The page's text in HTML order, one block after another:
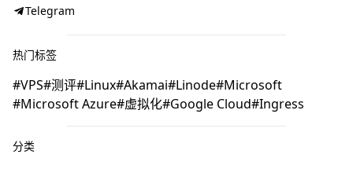
Telegram
热门标签
VPS 测评 Linux Akamai Linode Microsoft
Microsoft Azure 虚拟化 Google Cloud Ingress
分类